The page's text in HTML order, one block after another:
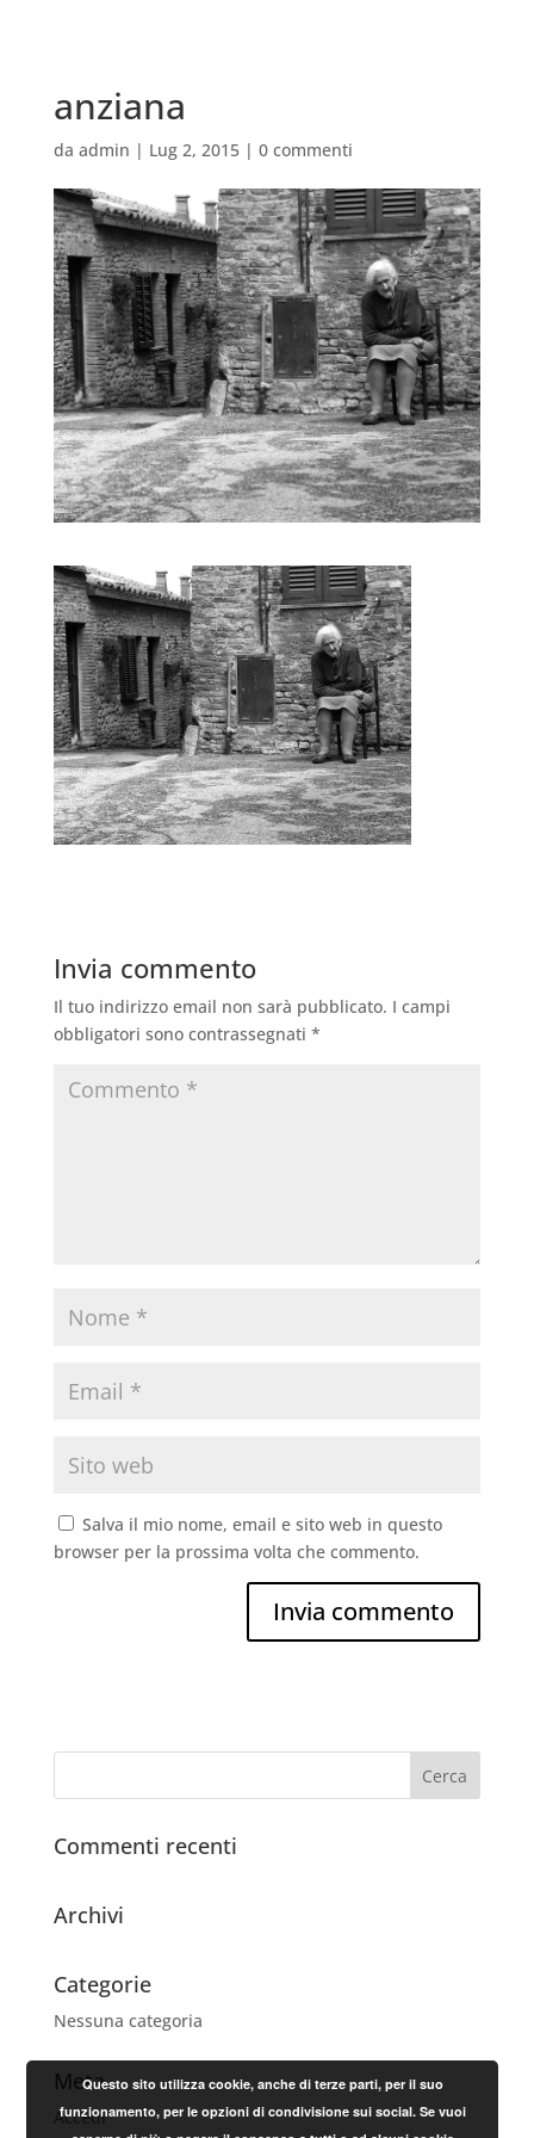
anziana
da admin | Lug 2, 2015| 0 commenti
Invia commento
Il tuo indirizzo email non sarà pubblicato. I campi
obbligatori sono contrassegnati *
Salva il mio nome, email e sito web in questo
browser per la prossima volta che commento.
Commenti recenti
Archivi
Categorie
Nessuna categoria
Meta
Accedi
Questo sito utilizza cookie, anche di terze parti, per il suo
funzionamento, per le opzioni di condivisione sui social. Se vuoi